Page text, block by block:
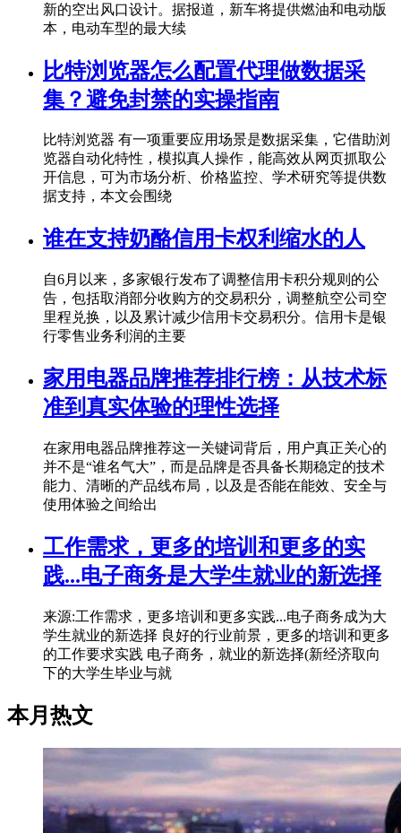
新的空出风口设计。据报道，新车将提供燃油和电动版
本，电动车型的最大续
比特浏览器怎么配置代理做数据采
集？避免封禁的实操指南
比特浏览器 有一项重要应用场景是数据采集，它借助浏
览器自动化特性，模拟真人操作，能高效从网页抓取公
开信息，可为市场分析、价格监控、学术研究等提供数
据支持，本文会围绕
谁在支持奶酪信用卡权利缩水的人
自6月以来，多家银行发布了调整信用卡积分规则的公
告，包括取消部分收购方的交易积分，调整航空公司空
里程兑换，以及累计减少信用卡交易积分。信用卡是银
行零售业务利润的主要
家用电器品牌推荐排行榜：从技术标
准到真实体验的理性选择
在家用电器品牌推荐这一关键词背后，用户真正关心的
并不是“谁名气大”，而是品牌是否具备长期稳定的技术
能力、清晰的产品线布局，以及是否能在能效、安全与
使用体验之间给出
工作需求，更多的培训和更多的实
践...电子商务是大学生就业的新选择
来源:工作需求，更多培训和更多实践...电子商务成为大
学生就业的新选择 良好的行业前景，更多的培训和更多
的工作要求实践 电子商务，就业的新选择(新经济取向
下的大学生毕业与就
本月热文